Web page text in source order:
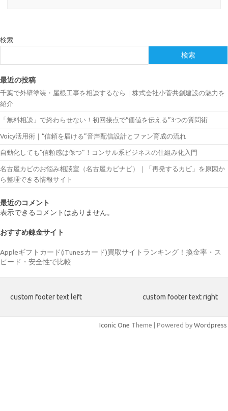
検索
検索
最近の投稿
千葉で外壁塗装・屋根工事を相談するなら｜株式会社小菅共創建設の魅力を
紹介
「無料相談」で終わらせない！初回接点で“価値を伝える”3つの質問術
Voicy活用術｜“信頼を届ける”音声配信設計とファン育成の流れ
自動化しても“信頼感は保つ”！コンサル系ビジネスの仕組み化入門
名古屋カビのお悩み相談室（名古屋カビナビ）｜「再発するカビ」を原因か
ら整理できる情報サイト
最近のコメント
表示できるコメントはありません。
おすすめ錬金サイト
Appleギフトカード(iTunesカード)買取サイトランキング！換金率・ス
ピード・安全性で比較
custom footer text left custom footer text right
Iconic One Theme | Powered by Wordpress